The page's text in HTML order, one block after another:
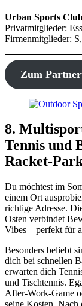
Urban Sports
Privatmitglieder:
Firmenmitglieder:
Zum
8.
Tennis und
Racket-
Du möchtest im
einem Ort
richtige Adresse.
Osten verbindet
Vibes – perfekt für
Besonders beliebt
dich bei schnellen
erwarten dich
und Tischtennis.
After-Work-Game